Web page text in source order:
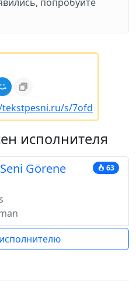
s/7ofd
исполнителя
Görene
63